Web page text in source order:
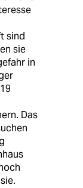
sind
sie
in
Das